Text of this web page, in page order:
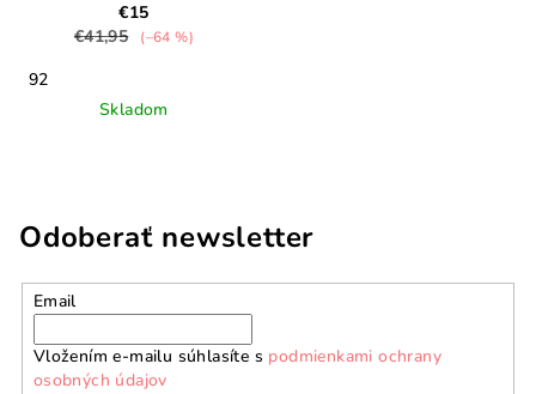
€15
€41,95
(–64 %)
92
Skladom
Odoberať newsletter
Email
Vložením e-mailu súhlasíte s podmienkami ochrany
osobných údajov